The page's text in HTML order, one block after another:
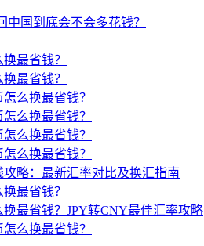
中国到底会不会多花钱？
最省钱？
最省钱？
么换最省钱？
么换最省钱？
么换最省钱？
么换最省钱？
攻略：最新汇率对比及换汇指南
最省钱？
换最省钱？JPY转CNY最佳汇率攻略
么换最省钱？